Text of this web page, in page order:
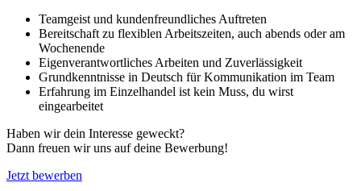
Teamgeist und kundenfreundliches Auftreten
Bereitschaft zu flexiblen Arbeitszeiten, auch abends oder am
Wochenende
Eigenverantwortliches Arbeiten und Zuverlässigkeit
Grundkenntnisse in Deutsch für Kommunikation im Team
Erfahrung im Einzelhandel ist kein Muss, du wirst
eingearbeitet
Haben wir dein Interesse geweckt?
Dann freuen wir uns auf deine Bewerbung!
Jetzt bewerben